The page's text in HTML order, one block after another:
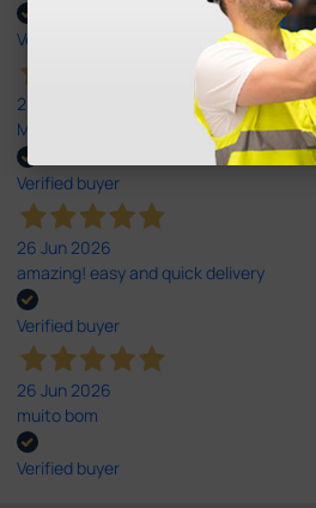
Verified buyer
26 Jun 2026
Muito boa.
Verified buyer
26 Jun 2026
amazing! easy and quick delivery
Verified buyer
26 Jun 2026
muito bom
Verified buyer